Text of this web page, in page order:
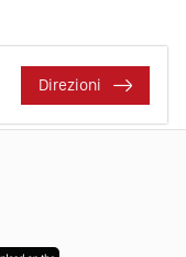
Direzioni